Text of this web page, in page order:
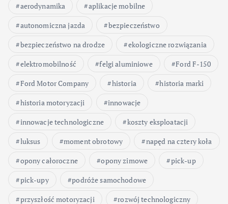
aerodynamika
aplikacje mobilne
autonomiczna jazda
bezpieczeństwo
bezpieczeństwo na drodze
ekologiczne rozwiązania
elektromobilność
felgi aluminiowe
Ford F-150
Ford Motor Company
historia
historia marki
historia motoryzacji
innowacje
innowacje technologiczne
koszty eksploatacji
luksus
moment obrotowy
napęd na cztery koła
opony całoroczne
opony zimowe
pick-up
pick-upy
podróże samochodowe
przyszłość motoryzacji
rozwój technologiczny